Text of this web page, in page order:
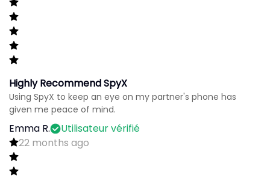
Highly Recommend SpyX
Using SpyX to keep an eye on my partner's phone has
given me peace of mind.
Emma R.
Utilisateur vérifié
22 months ago